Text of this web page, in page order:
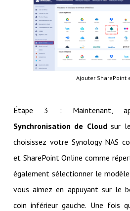
Ajouter SharePoint
Étape 3 : Maintenant,
Synchronisation de Cloudsur le
choisissez votre Synology NAS
et SharePoint Online comme
également sélectionner le
vous aimez en appuyant sur le
coin inférieur gauche. Une fois